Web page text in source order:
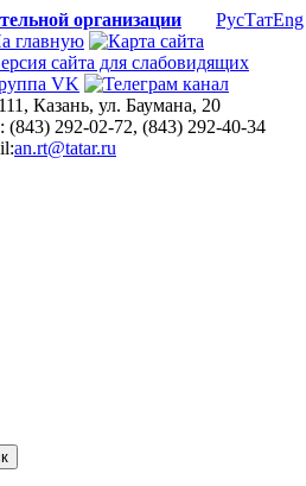
организации РусТатEng
Казань, ул. Баумана, 20
(843) 292-02-72, (843) 292-40-34
an.rt@tatar.ru